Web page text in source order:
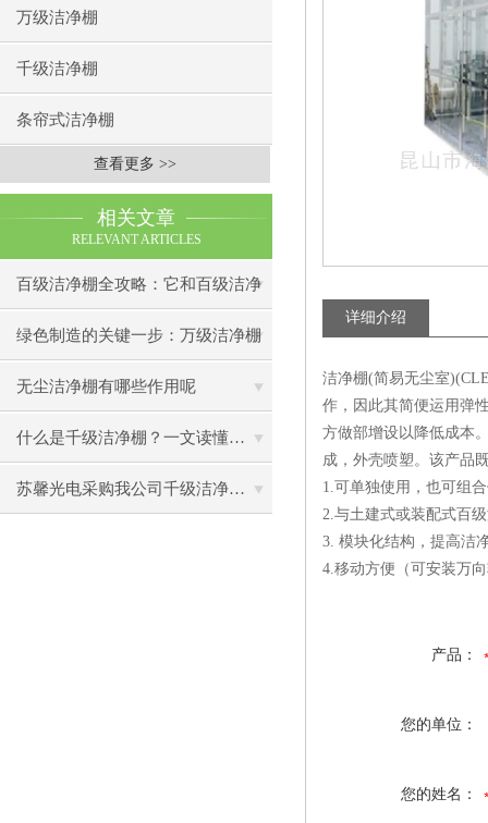
万级洁净棚
千级洁净棚
条帘式洁净棚
查看更多 >>
相关文章
RELEVANT ARTICLES
百级洁净棚全攻略：它和百级洁净
室到底有什么区别？
绿色制造的关键一步：万级洁净棚
助力环保型半导体产业发展
无尘洁净棚有哪些作用呢
什么是千级洁净棚？一文读懂其结构特点与局部净化优势
苏馨光电采购我公司千级洁净棚普通工作台一批（7月07日）已顺利交货
详细介绍
洁净棚(简易无尘室
作，因此其简便运用弹
方做部增设以降低成本
成，外壳喷塑。该产品
1.可单独使用，也可组
2.与土建式或装配式百
3. 模块化结构，提高洁
4.移动方便（可安装万
产品：
您的单位：
您的姓名：